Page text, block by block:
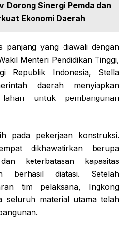
Dorong Sinergi Pemda dan
Ekonomi Daerah
panjang yang diawali dengan
Menteri Pendidikan Tinggi,
Republik Indonesia, Stella
daerah menyiapkan
untuk pembangunan
pada pekerjaan konstruksi.
dikhawatirkan berupa
keterbatasan kapasitas
berhasil diatasi. Setelah
tim pelaksana, Ingkong
seluruh material utama telah